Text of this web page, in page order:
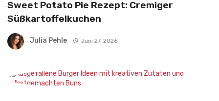
Sweet Potato Pie Rezept: Cremiger
Süßkartoffelkuchen
Julia Pehle Juni 27, 2026